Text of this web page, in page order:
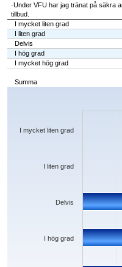
·Under VFU har jag tränat på säkra
tillbud.
I mycket liten grad
I liten grad
Delvis
I hög grad
I mycket hög grad
Summa
Chart
The chart has 1 X axis displaying
I hög grad
Delvis
I liten grad
I mycket liten grad